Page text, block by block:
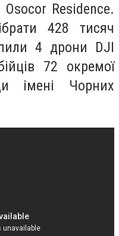
Residence.
428 тисяч
4 дрони DJI
72 окремої
імені Чорних